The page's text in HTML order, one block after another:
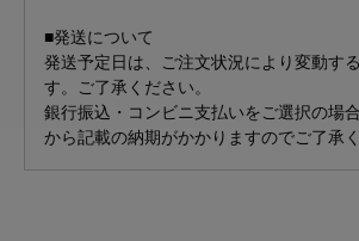
■発送について
発送予定日は、ご注文状況により変動す
す。ご了承ください。
銀行振込・コンビニ支払いをご選択の場
から記載の納期がかかりますのでご了承く